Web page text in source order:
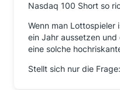
Nasdaq 100 Short so
Wenn man
ein Jahr aussetzen
eine solche
Stellt sich nur die